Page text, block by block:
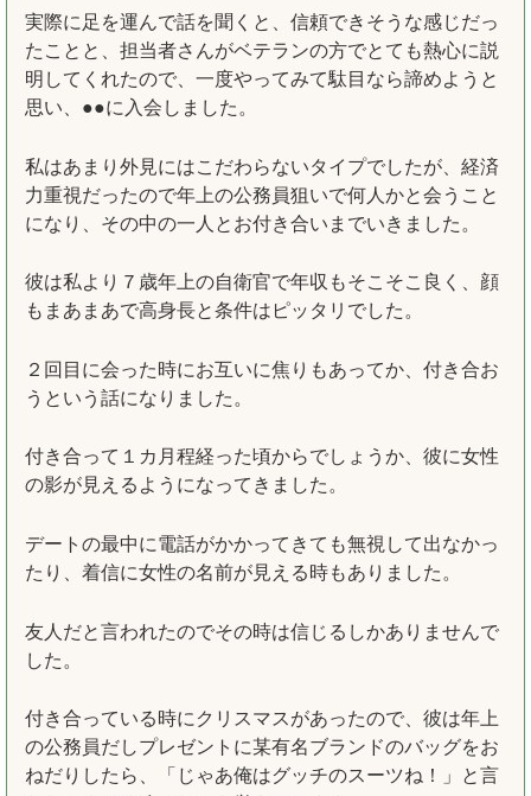
実際に足を運んで話を聞くと、信頼できそうな感じだっ
たことと、担当者さんがベテランの方でとても熱心に説
明してくれたので、一度やってみて駄目なら諦めようと
思い、●●に入会しました。
私はあまり外見にはこだわらないタイプでしたが、経済
力重視だったので年上の公務員狙いで何人かと会うこと
になり、その中の一人とお付き合いまでいきました。
彼は私より７歳年上の自衛官で年収もそこそこ良く、顔
もまあまあで高身長と条件はピッタリでした。
２回目に会った時にお互いに焦りもあってか、付き合お
うという話になりました。
付き合って１カ月程経った頃からでしょうか、彼に女性
の影が見えるようになってきました。
デートの最中に電話がかかってきても無視して出なかっ
たり、着信に女性の名前が見える時もありました。
友人だと言われたのでその時は信じるしかありませんで
した。
付き合っている時にクリスマスがあったので、彼は年上
の公務員だしプレゼントに某有名ブランドのバッグをお
ねだりしたら、「じゃあ俺はグッチのスーツね！」と言